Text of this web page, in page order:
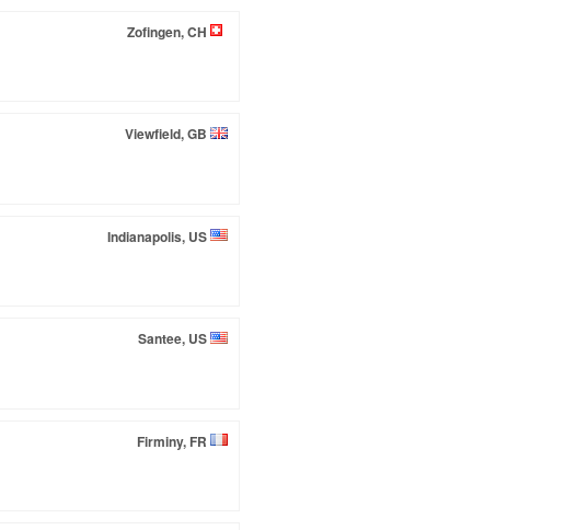
Zofingen, CH
Viewfield, GB
Indianapolis, US
Santee, US
Firminy, FR